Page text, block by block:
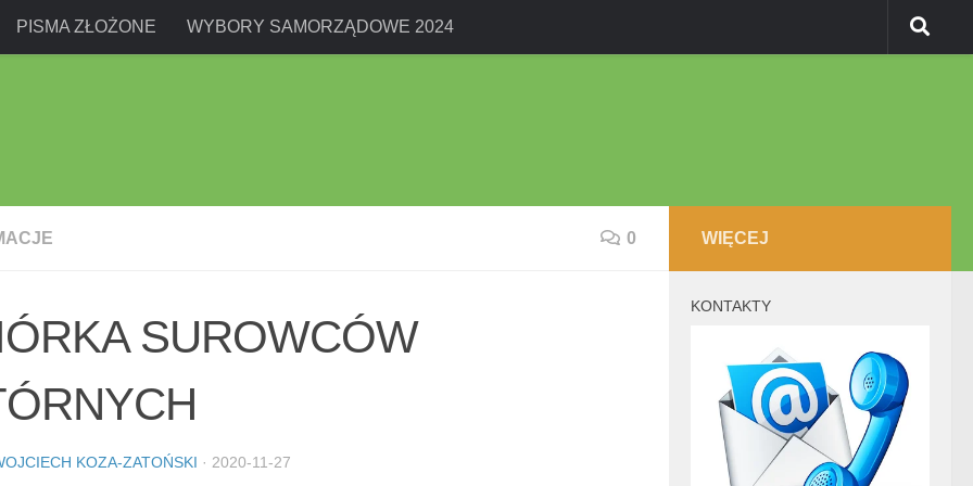
PISMA ZŁOŻONE WYBORY SAMORZĄDOWE 2024
0
SUROWCÓW
KOZA-ZATOŃSKI · 2020-11-27
WIĘCEJ
KONTAKTY